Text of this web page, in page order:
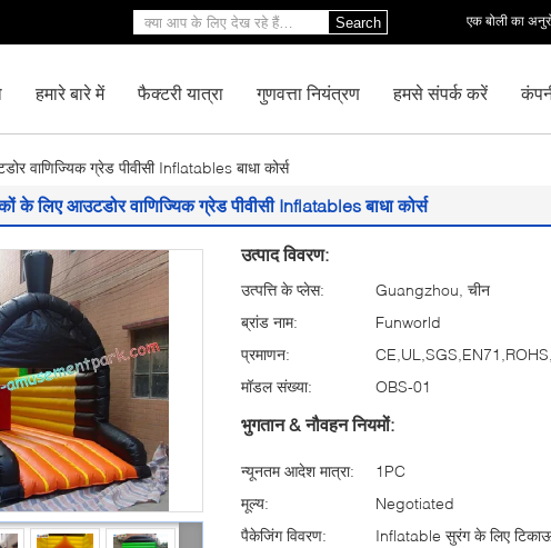
एक बोली का
Search
हमारे बारे में फैक्टरी यात्रा गुणवत्ता नियंत्रण हमसे संपर्क करें
वाणिज्यिक ग्रेड पीवीसी Inflatables बाधा कोर्स
के लिए आउटडोर वाणिज्यिक ग्रेड पीवीसी Inflatables बाधा कोर्स
उत्पाद विवरण:
उत्पत्ति के प्लेस:
Guangzhou, चीन
ब्रांड नाम:
Funworld
प्रमाणन:
मॉडल संख्या:
OBS-01
भुगतान & नौवहन नियमों:
न्यूनतम आदेश मात्रा:
1PC
मूल्य:
Negotiated
पैकेजिंग विवरण:
Inflatable सुरंग के लिए टिकाऊ